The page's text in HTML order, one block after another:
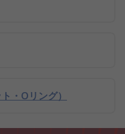
・Oリング）